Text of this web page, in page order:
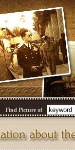
Find Picture of